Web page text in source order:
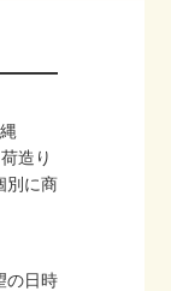
造り
別に商
の日時